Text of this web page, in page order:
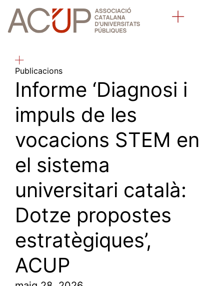
Publicacions
Informe ‘Diagnosi i
impuls de les
vocacions STEM en
el sistema
universitari català:
Dotze propostes
estratègiques’,
ACUP